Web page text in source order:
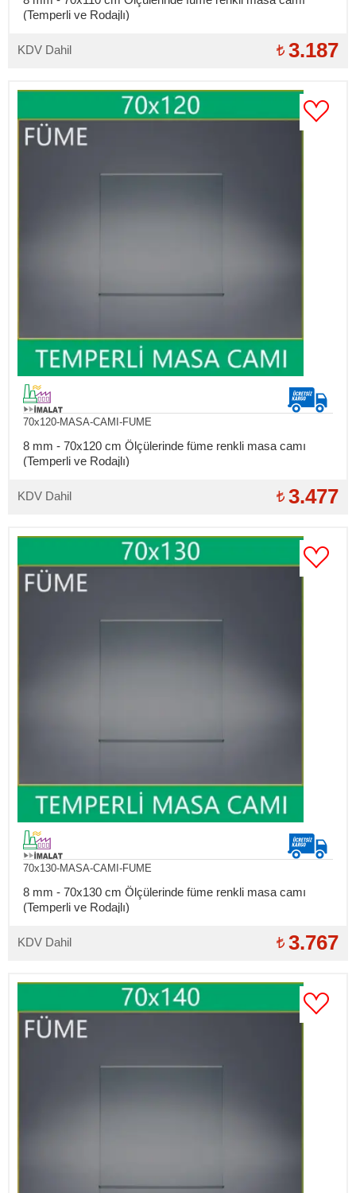
(Temperli ve Rodajlı)
KDV Dahil 3.187
70x120-MASA-CAMI-FUME
8 mm - 70x120 cm Ölçülerinde füme renkli masa camı
(Temperli ve Rodajlı)
KDV Dahil 3.477
70x130-MASA-CAMI-FUME
8 mm - 70x130 cm Ölçülerinde füme renkli masa camı
(Temperli ve Rodajlı)
KDV Dahil 3.767